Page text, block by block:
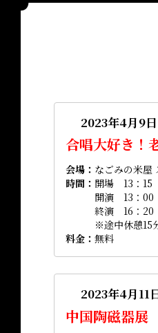
2023年4月9日
合唱大好き！
会場
なごみの米屋
時間
開場 13：15
開演 13：00
終演 16：20
※途中休憩15
料金
無料
2023年4月11
中国陶磁器展